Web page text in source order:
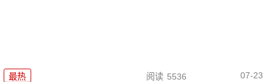
最热 阅读 5536 07-23